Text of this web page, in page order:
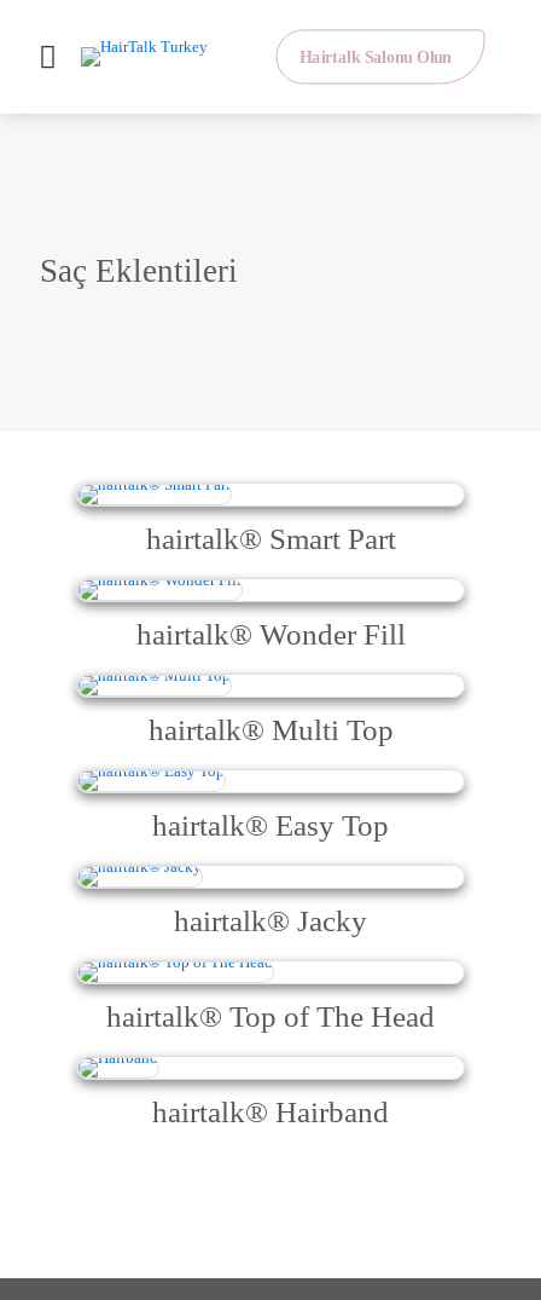
Hairtalk Salonu Olun
Saç Eklentileri
hairtalk® Smart Part
hairtalk® Wonder Fill
hairtalk® Multi Top
hairtalk® Easy Top
hairtalk® Jacky
hairtalk® Top of The Head
hairtalk® Hairband